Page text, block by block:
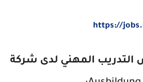
https://
التدريب المهني لدى شركة